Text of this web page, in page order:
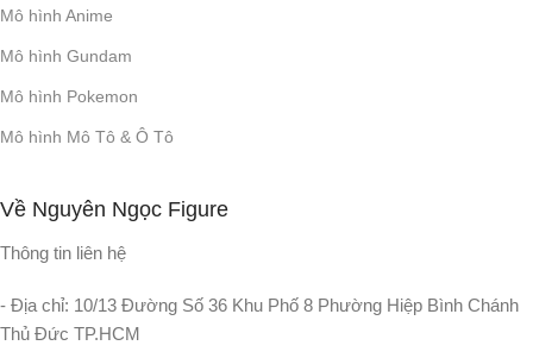
Mô hình Anime
Mô hình Gundam
Mô hình Pokemon
Mô hình Mô Tô & Ô Tô
Về Nguyên Ngọc Figure
Thông tin liên hệ
- Địa chỉ: 10/13 Đường Số 36 Khu Phố 8 Phường Hiệp Bình Chánh
Thủ Đức TP.HCM